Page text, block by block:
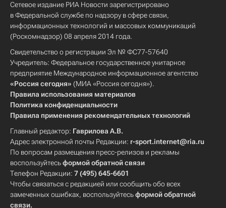
Сетевое издание РИА Новости зарегистрировано
в Федеральной службе по надзору в сфере связи,
информационных технологий и массовых коммуникаций
(Роскомнадзор) 08 апреля 2014 года.
Свидетельство о регистрации Эл № ФС77-57640
Учредитель: Федеральное государственное унитарное
предприятие Международное информационное агентство
«Россия сегодня» (МИА «Россия сегодня»).
Правила использования материалов
Политика конфиденциальности
Правила применения рекомендательных технологий
Главный редактор: Гаврилова А.В.
Адрес электронной почты Редакции: r-sport.internet@ria.ru
По вопросам размещения пресс-релизов и рекламы
воспользуйтесьформой обратной связи
Телефон Редакции: 7 (495) 645-6601
Чтобы связаться с редакцией или сообщить обо всех
замеченных ошибках, воспользуйтесьформой обратной
связи.